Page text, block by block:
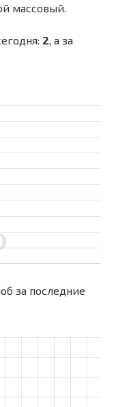
массовый.
2 , а за
за последние